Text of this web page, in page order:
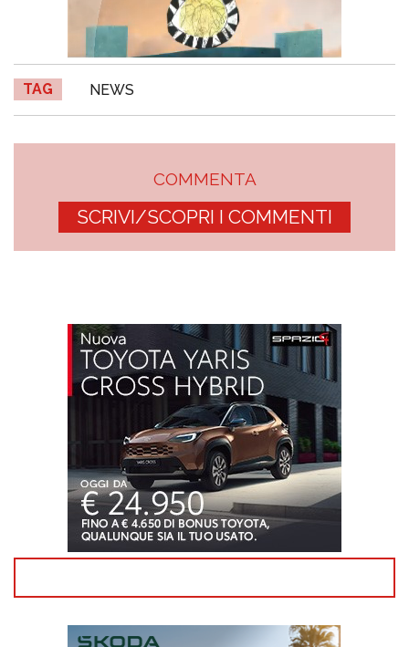
TAG NEWS
COMMENTA
SCRIVI/SCOPRI I COMMENTI